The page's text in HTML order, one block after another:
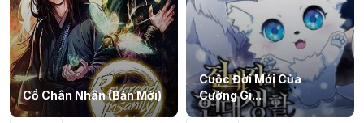
Cổ Chân Nhân (Bản Mới)
Cuộc Đời Mới Của
Cường Gi...